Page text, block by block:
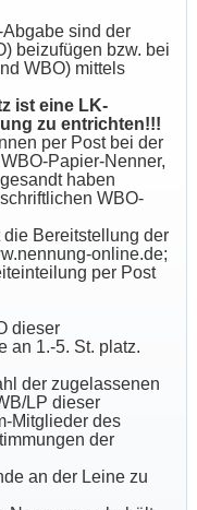
sind der
beizufügen bzw. bei
WBO) mittels
ist eine LK-
zu entrichten!!!
per Post bei der
Papier-Nenner,
haben
WBO-
Bereitstellung der
online.de;
per Post
dieser
an 1.-5. St. platz.
der zugelassenen
LP dieser
Mitglieder des
der
an der Leine zu